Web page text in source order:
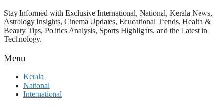
Stay Informed with Exclusive International, National, Kerala News,
Astrology Insights, Cinema Updates, Educational Trends, Health &
Beauty Tips, Politics Analysis, Sports Highlights, and the Latest in
Technology.
Menu
Kerala
National
International